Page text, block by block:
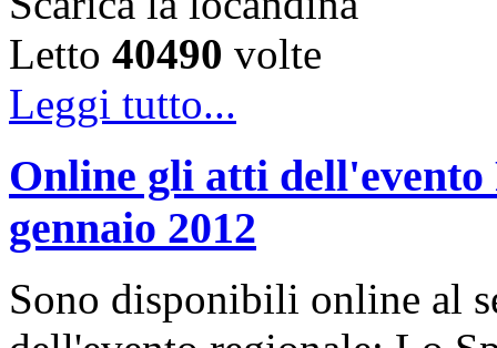
Letto 40490 volte
Leggi tutto...
Online gli atti
gennaio 2012
Sono disponibili online al